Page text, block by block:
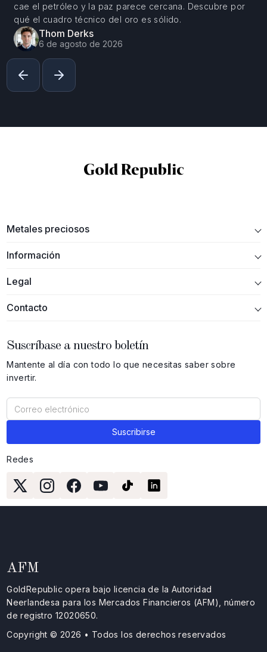
cae el petróleo y la paz parece cercana. Descubre por
qué el cuadro técnico del oro es sólido.
Thom Derks
6 de agosto de 2026
Metales preciosos
Información
Legal
Contacto
Suscríbase a nuestro boletín
Mantente al día con todo lo que necesitas saber sobre
invertir.
Redes
AFM
GoldRepublic opera bajo licencia de la Autoridad
Neerlandesa para los Mercados Financieros (AFM), número
de registro 12020650.
Copyright © 2026 • Todos los derechos reservados